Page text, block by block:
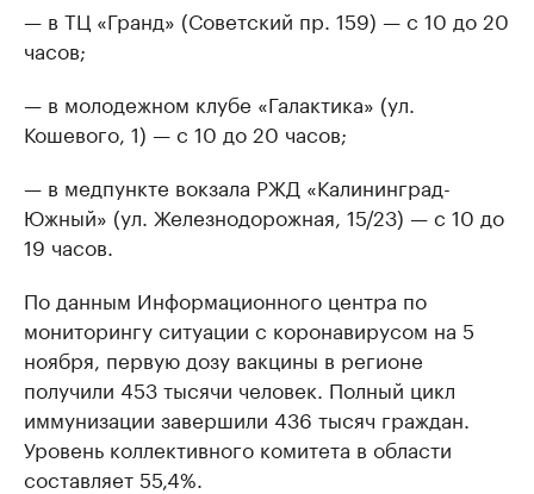
— в ТЦ «Гранд» (Советский пр. 159) — с 10 до 20
часов;
— в молодежном клубе «Галактика» (ул.
Кошевого, 1) — с 10 до 20 часов;
— в медпункте вокзала РЖД «Калининград-
Южный» (ул. Железнодорожная, 15/23) — с 10 до
19 часов.
По данным Информационного центра по
мониторингу ситуации с коронавирусом на 5
ноября, первую дозу вакцины в регионе
получили 453 тысячи человек. Полный цикл
иммунизации завершили 436 тысяч граждан.
Уровень коллективного комитета в области
составляет 55,4%.